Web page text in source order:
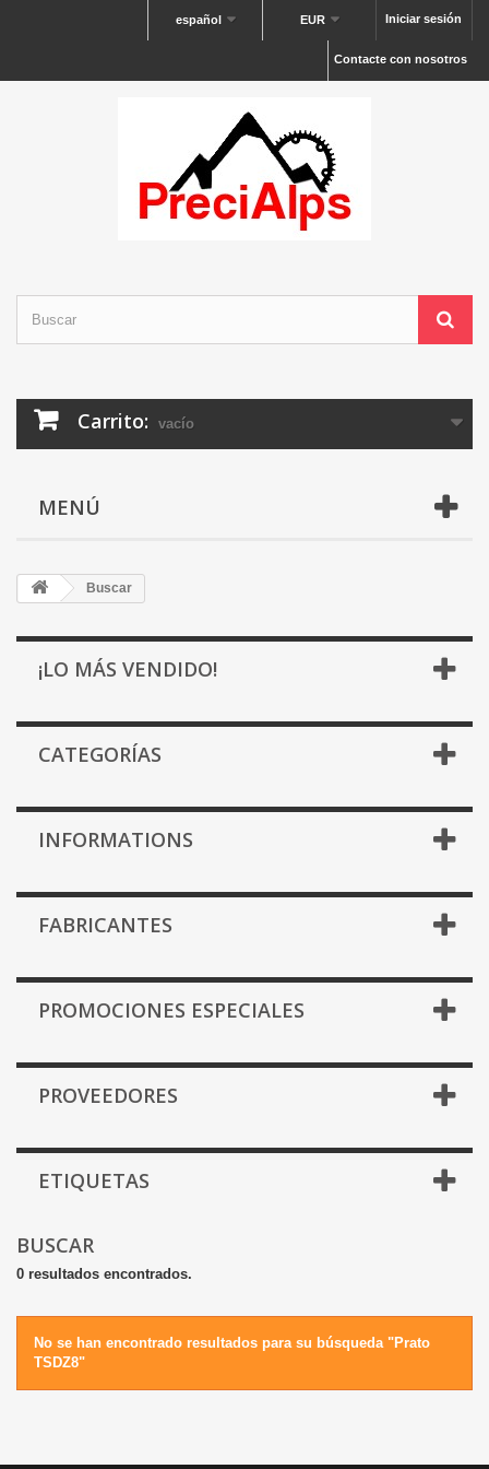
Iniciar sesión
EUR
español
Contacte con nosotros
Carrito: vacío
MENÚ
Buscar
¡LO MÁS VENDIDO!
CATEGORÍAS
INFORMATIONS
FABRICANTES
PROMOCIONES ESPECIALES
PROVEEDORES
ETIQUETAS
BUSCAR
0 resultados encontrados.
No se han encontrado resultados para su búsqueda "Prato
TSDZ8"